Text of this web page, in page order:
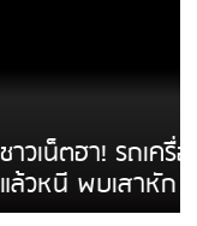
ายร้านโลงศพ
ด้ใช้บริการ